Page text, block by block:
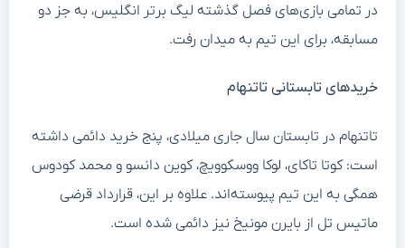
در تمامی بازی‌های فصل گذشته لیگ برتر انگلیس، به جز دو
مسابقه، برای این تیم به میدان رفت.
خریدهای تابستانی تاتنهام
تاتنهام در تابستان سال جاری میلادی، پنج خرید دائمی داشته
است: کوتا تاکای، لوکا ووسکوویچ، کوین دانسو و محمد کودوس
همگی به این تیم پیوسته‌اند. علاوه بر این، قرارداد قرضی
ماتیس تل از بایرن مونیخ نیز دائمی شده است.